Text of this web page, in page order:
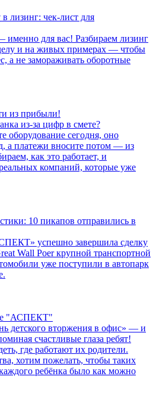
лизинг: чек‑лист для
именно для вас! Разбираем лизинг
и на живых примерах — чтобы
а не замораживать оборотные
из прибыли!
из‑за цифр в смете?
оборудование сегодня, оно
а платежи вносите потом — из
как это работает, и
компаний, которые уже
10 пикапов отправились в
успешно завершила сделку
Wall Poer крупной транспортной
уже поступили в автопарк
"АСПЕКТ"
детского вторжения в офис» — и
счастливые глаза ребят!
где работают их родители.
хотим пожелать, чтобы таких
ребёнка было как можно